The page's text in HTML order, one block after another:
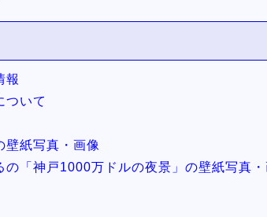
報
ついて
壁紙写真・画像
の「神戸1000万ドルの夜景」の壁紙写真・